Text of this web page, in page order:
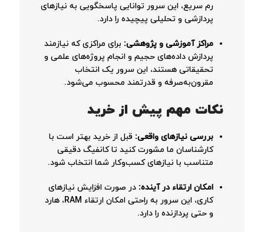
رم سریع، این سرور توانایی پاسخگویی به نیازهای
پردازشی و تحلیلی پیچیده را دارد.
مراکز آموزشی و پژوهشی: برای مراکزی که نیازمند
پردازش داده‌های حجیم و انجام پروژه‌های علمی و
تحقیقاتی هستند، این سرور یک انتخاب
مقرون‌به‌صرفه و قدرتمند محسوب می‌شود.
نکات مهم پیش از خرید
بررسی نیازهای واقعی: قبل از خرید بهتر است با
کارشناسان ما مشورت کنید تا کانفیگ دقیقی
متناسب با نیازهای کسب‌وکار شما انتخاب شود.
امکان ارتقاء در آینده: در صورت افزایش نیازهای
کاری، این سرور به راحتی امکان ارتقاء RAM، هارد
و حتی پردازنده را دارد.